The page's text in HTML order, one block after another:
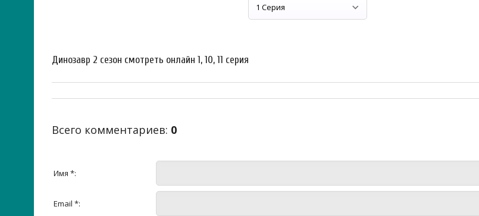
Динозавр 2 сезон смотреть онлайн 1, 10, 11 серия
Всего комментариев: 0
Имя *:
Email *: